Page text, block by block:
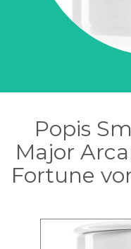
Popis
Major
Fortune